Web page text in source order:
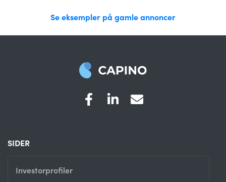
Se eksempler på gamle annoncer
SIDER
Investorprofiler